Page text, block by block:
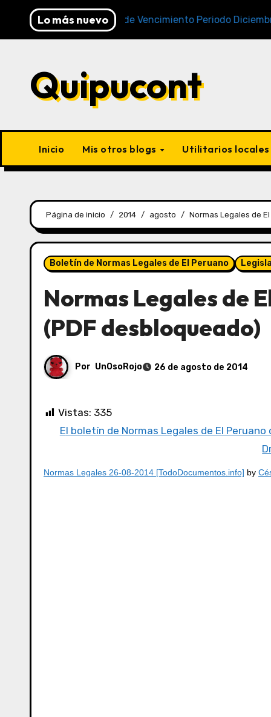
Lo más nuevo
Cronogramas de Vencimiento Periodo Diciembre 2025
Quipucont
Inicio Mis otros blogs Utilitarios
Página de inicio 2014 agosto Normas Legales de
Boletín de Normas Legales de El Peruano
Normas Legales de
(PDF desbloqueado)
Por UnOsoRojo 26 de agosto de 2014
Vistas: 335
El boletín de Normas Legales de El
Normas Legales 26-08-2014 [TodoDocumentos.info] by